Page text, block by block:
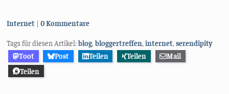
Kategorien:
Internet 0 Kommentare
Tags für diesen Artikel:blog,bloggertreffen,internet,serendipity
Toot
Post Teilen Teilen
Mail
Teilen